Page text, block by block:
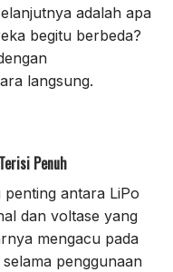
adalah apa
begitu berbeda?
langsung.
Penuh
antara LiPo
dan voltase yang
mengacu pada
penggunaan